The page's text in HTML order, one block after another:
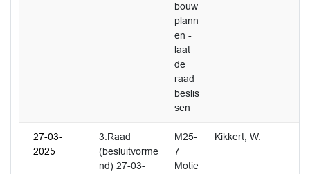
bouw
plann
en -
laat
de
raad
beslis
sen
27-03-
2025
3.Raad
(besluitvorme
nd) 27-03-
M25-
7
Motie
Kikkert, W.